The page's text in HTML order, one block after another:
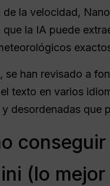
de la velocidad,
que la IA puede
se han revisado a
texto en varios
desordenadas que
(lo